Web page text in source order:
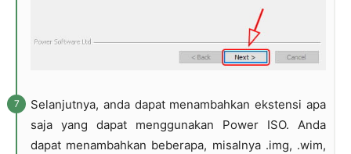
Selanjutnya, anda dapat menambahkan ekstensi apa
saja yang dapat menggunakan Power ISO. Anda
dapat menambahkan beberapa, misalnya .img, .wim,